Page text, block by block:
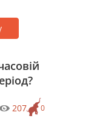
0
207